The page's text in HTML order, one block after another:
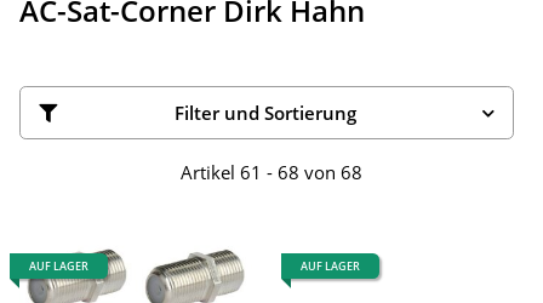
AC-Sat-Corner Dirk Hahn
Filter und Sortierung
Artikel 61 - 68 von 68
AUF LAGER AUF LAGER